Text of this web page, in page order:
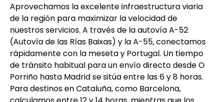
Aprovechamos la excelente infraestructura viaria
de la región para maximizar la velocidad de
nuestros servicios. A través de la autovía A-52
(Autovía de las Rías Baixas) y la A-55, conectamos
rápidamente con la meseta y Portugal. Un tiempo
de tránsito habitual para un envío directo desde O
Porriño hasta Madrid se sitúa entre las 6 y 8 horas.
Para destinos en Cataluña, como Barcelona,